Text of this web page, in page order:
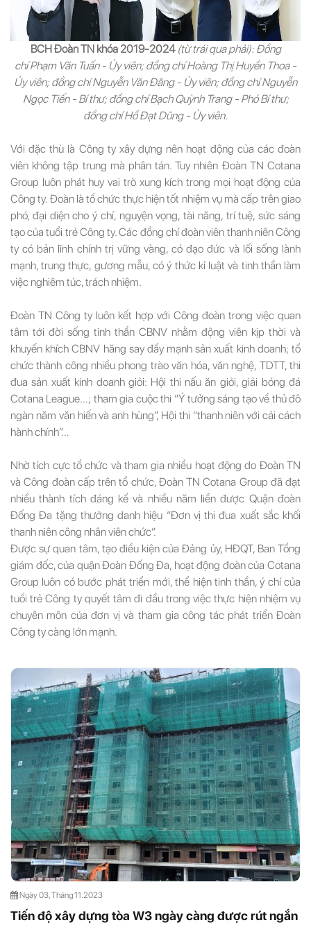
BCH Đoàn TN khóa 2019-2024 (từ trái qua phải): Đồng
chí Phạm Văn Tuấn - Ủy viên; đồng chí Hoàng Thị Huyền Thoa -
Ủy viên; đồng chí Nguyễn Văn Đăng - Ủy viên; đồng chí Nguyễn
Ngọc Tiến - Bí thư; đồng chí Bạch Quỳnh Trang - Phó Bí thư;
đồng chí Hồ Đạt Dũng - Ủy viên.
Với đặc thù là Công ty xây dựng nên hoạt động của các đoàn
viên không tập trung mà phân tán. Tuy nhiên Đoàn TN Cotana
Group luôn phát huy vai trò xung kích trong mọi hoạt động của
Công ty. Đoàn là tổ chức thực hiện tốt nhiệm vụ mà cấp trên giao
phó, đại diện cho ý chí, nguyện vọng, tài năng, trí tuệ, sức sáng
tạo của tuổi trẻ Công ty. Các đồng chí đoàn viên thanh niên Công
ty có bản lĩnh chính trị vững vàng, có đạo đức và lối sống lành
mạnh, trung thực, gương mẫu, có ý thức kỉ luật và tinh thần làm
việc nghiêm túc, trách nhiệm.
Đoàn TN Công ty luôn kết hợp với Công đoàn trong việc quan
tâm tới đời sống tinh thần CBNV nhằm động viên kịp thời và
khuyến khích CBNV hăng say đẩy mạnh sản xuất kinh doanh; tổ
chức thành công nhiều phong trào văn hóa, văn nghệ, TDTT, thi
đua sản xuất kinh doanh giỏi: Hội thi nấu ăn giỏi, giải bóng đá
Cotana League…; tham gia cuộc thi “Ý tưởng sáng tạo về thủ đô
ngàn năm văn hiến và anh hùng”, Hội thi “thanh niên với cải cách
hành chính”…
Nhờ tích cực tổ chức và tham gia nhiều hoạt động do Đoàn TN
và Công đoàn cấp trên tổ chức, Đoàn TN Cotana Group đã đạt
nhiều thành tích đáng kể và nhiều năm liền được Quận đoàn
Đống Đa tặng thưởng danh hiệu “Đơn vị thi đua xuất sắc khối
thanh niên công nhân viên chức”.
Được sự quan tâm, tạo điều kiện của Đảng ủy, HĐQT, Ban Tổng
giám đốc, của quận Đoàn Đống Đa, hoạt động đoàn của Cotana
Group luôn có bước phát triển mới, thể hiện tinh thần, ý chí của
tuổi trẻ Công ty quyết tâm đi đầu trong việc thực hiện nhiệm vụ
chuyên môn của đơn vị và tham gia công tác phát triển Đoàn
Công ty càng lớn mạnh.
Ngày 03, Tháng 11.2023
Tiến độ xây dựng tòa W3 ngày càng được rút ngắn